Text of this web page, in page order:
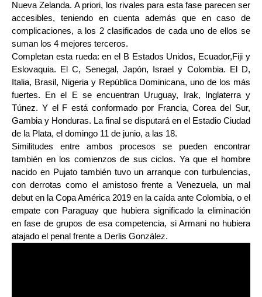
Nueva Zelanda. A priori, los rivales para esta fase parecen ser
accesibles, teniendo en cuenta además que en caso de
complicaciones, a los 2 clasificados de cada uno de ellos se
suman los 4 mejores terceros.
Completan esta rueda: en el B Estados Unidos, Ecuador,Fiji y
Eslovaquia. El C, Senegal, Japón, Israel y Colombia. El D,
Italia, Brasil, Nigeria y República Dominicana, uno de los más
fuertes. En el E se encuentran Uruguay, Irak, Inglaterra y
Túnez. Y el F está conformado por Francia, Corea del Sur,
Gambia y Honduras. La final se disputará en el Estadio Ciudad
de la Plata, el domingo 11 de junio, a las 18.
Similitudes entre ambos procesos se pueden encontrar
también en los comienzos de sus ciclos. Ya que el hombre
nacido en Pujato también tuvo un arranque con turbulencias,
con derrotas como el amistoso frente a Venezuela, un mal
debut en la Copa América 2019 en la caída ante Colombia, o el
empate con Paraguay que hubiera significado la eliminación
en fase de grupos de esa competencia, si Armani no hubiera
atajado el penal frente a Derlis González.